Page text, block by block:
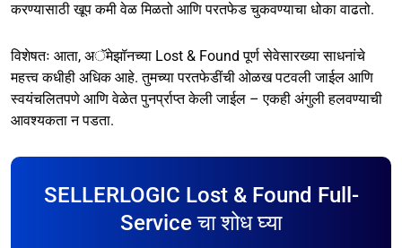
करण्यासाठी खूप कमी वेळ मिळतो आणि परतफेड चुकवण्याचा धोका वाढतो.
विशेषतः आता, अॅमेझॉनच्या Lost & Found पूर्ण सेवेसारख्या साधनांचे
महत्त्व कधीही अधिक आहे. तुमच्या परतफेडींची ओळख पटवली जाईल आणि
स्वयंचलितपणे आणि वेळेत पुनर्प्राप्त केली जाईल – एकही अंगुली हलवण्याची
आवश्यकता न पडता.
SELLERLOGIC Lost & Found Full-
Service चा शोध घ्या